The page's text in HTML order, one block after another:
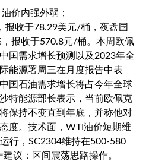
价内强外弱；
报收于78.29美元/桶，夜盘国
报收于570.8元/桶。本周欧佩
国需求增长预测以及2023年全
能源署周三在月度报告中表
国石油需求增长将占今年全球
特能源部长表示，当前欧佩克
保持不变直到年底，并称他对
度。技术面，WTI油价短期维
行，SC2304维持在500-580
议：区间震荡思路操作。